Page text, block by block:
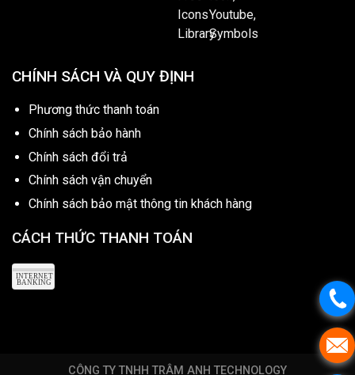
CHÍNH SÁCH VÀ QUY ĐỊNH
Phương thức thanh toán
Chính sách bảo hành
Chính sách đổi trả
Chính sách vận chuyển
Chính sách bảo mật thông tin khách hàng
CÁCH THỨC THANH TOÁN
CÔNG TY TNHH TRÂM ANH TECHNOLOGY